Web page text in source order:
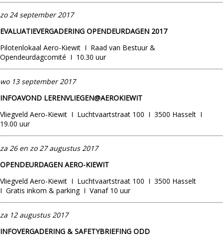
zo 24 september 2017
EVALUATIEVERGADERING OPENDEURDAGEN 2017
Pilotenlokaal Aero-Kiewit I Raad van Bestuur &
Opendeurdagcomité I 10.30 uur
wo 13 september 2017
INFOAVOND LERENVLIEGEN@AEROKIEWIT
Vliegveld Aero-Kiewit I Luchtvaartstraat 100 I 3500 Hasselt I
19.00 uur
za 26 en zo 27 augustus 2017
OPENDEURDAGEN AERO-KIEWIT
Vliegveld Aero-Kiewit I Luchtvaartstraat 100 I 3500 Hasselt
I Gratis inkom & parking I Vanaf 10 uur
za 12 augustus 2017
INFOVERGADERING & SAFETYBRIEFING ODD